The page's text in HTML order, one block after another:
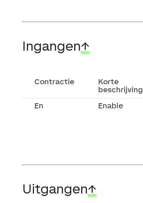
Ingangen↑
Contractie
Korte
beschrijving
En Enable
Uitgangen↑